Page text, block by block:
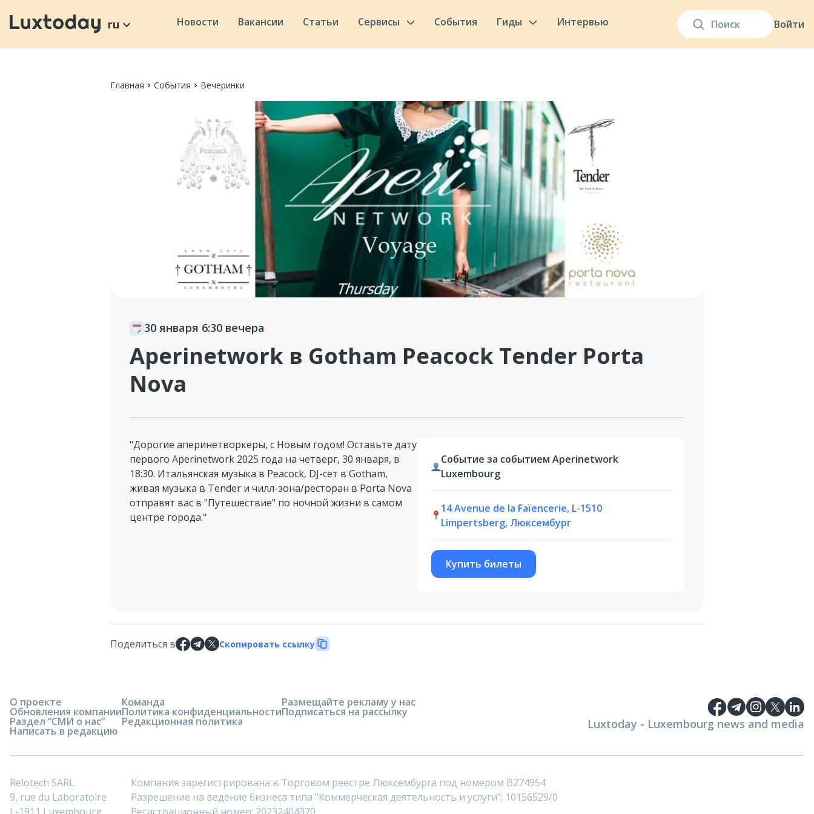
Войти
ru Новости Вакансии Статьи Сервисы События Гиды Интервью
Главная События Вечеринки
30 января 6:30 вечера
Aperinetwork в Gotham Peacock Tender Porta
Nova
"Дорогие аперинетворкеры, с Новым годом! Оставьте дату
первого Aperinetwork 2025 года на четверг, 30 января, в
18:30. Итальянская музыка в Peacock, DJ-сет в Gotham,
живая музыка в Tender и чилл-зона/ресторан в Porta Nova
отправят вас в "Путешествие" по ночной жизни в самом
центре города."
Событие за событием Aperinetwork
Luxembourg
14 Avenue de la Faïencerie, L-1510
Limpertsberg, Люксембург
Купить билеты
Поделиться в Скопировать ссылку
О проекте
Обновления компании
Раздел “СМИ о нас”
Написать в редакцию
Команда
Политика конфиденциальности
Редакционная политика
Размещайте рекламу у нас
Подписаться на рассылку
Luxtoday - Luxembourg news and media
Relotech SARL
9, rue du Laboratoire
Компания зарегистрирована в Торговом реестре Люксембурга под номером B274954
Разрешение на ведение бизнеса типа "Коммерческая деятельность и услуги": 10156529/0